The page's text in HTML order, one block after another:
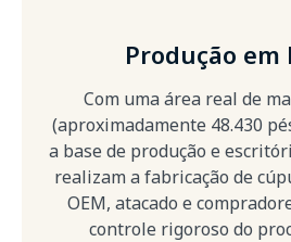
Produção em
Com uma área real de
(aproximadamente 48.430
a base de produção e
realizam a fabricação de
OEM, atacado e
controle rigoroso do